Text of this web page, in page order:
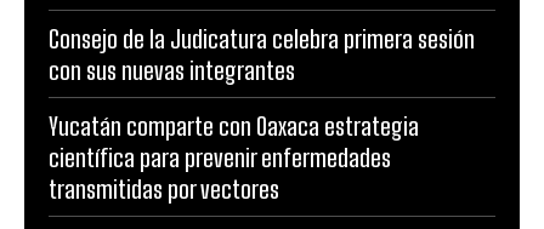
Consejo de la Judicatura celebra primera sesión
con sus nuevas integrantes
Yucatán comparte con Oaxaca estrategia
científica para prevenir enfermedades
transmitidas por vectores